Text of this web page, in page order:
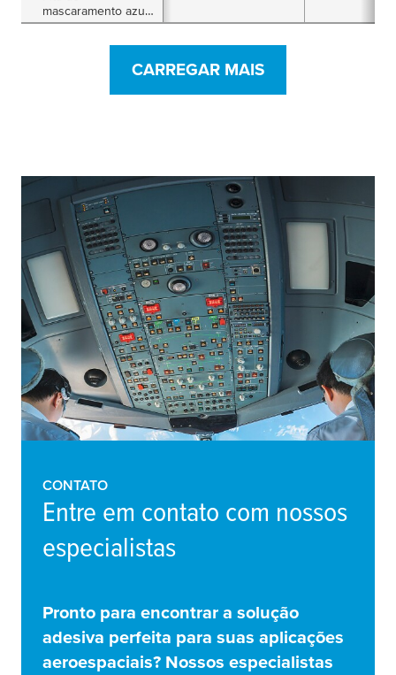
mascaramento azul
de poliéster/silicone
CARREGAR MAIS
CONTATO
Entre em contato com nossos
especialistas
Pronto para encontrar a solução
adesiva perfeita para suas aplicações
aeroespaciais? Nossos especialistas